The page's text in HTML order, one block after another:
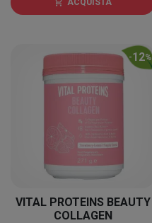
shopping_cart ACQUISTA
-12%
VITAL PROTEINS BEAUTY
COLLAGEN